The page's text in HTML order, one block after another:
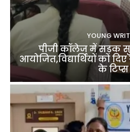
YOUNG
पीजी कॉलेज में सड़क
आयोजित,विद्यार्थियों को
के टिप्स